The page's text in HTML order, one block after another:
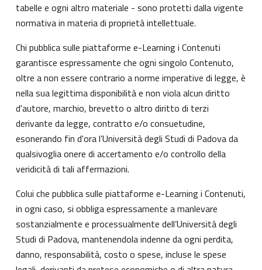
tabelle e ogni altro materiale - sono protetti dalla vigente
normativa in materia di proprietà intellettuale.
Chi pubblica sulle piattaforme e-Learning i Contenuti
garantisce espressamente che ogni singolo Contenuto,
oltre a non essere contrario a norme imperative di legge, è
nella sua legittima disponibilità e non viola alcun diritto
d'autore, marchio, brevetto o altro diritto di terzi
derivante da legge, contratto e/o consuetudine,
esonerando fin d'ora l’Università degli Studi di Padova da
qualsivoglia onere di accertamento e/o controllo della
veridicità di tali affermazioni.
Colui che pubblica sulle piattaforme e-Learning i Contenuti,
in ogni caso, si obbliga espressamente a manlevare
sostanzialmente e processualmente dell’Università degli
Studi di Padova, mantenendola indenne da ogni perdita,
danno, responsabilità, costo o spese, incluse le spese